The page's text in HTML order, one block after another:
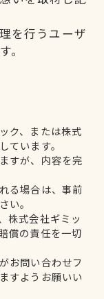
を行うユーザ
。
ク、または株式
ています。
すが、内容を完
る場合は、事前
い。
株式会社ギミッ
償の責任を一切
お問い合わせフ
すようお願いい